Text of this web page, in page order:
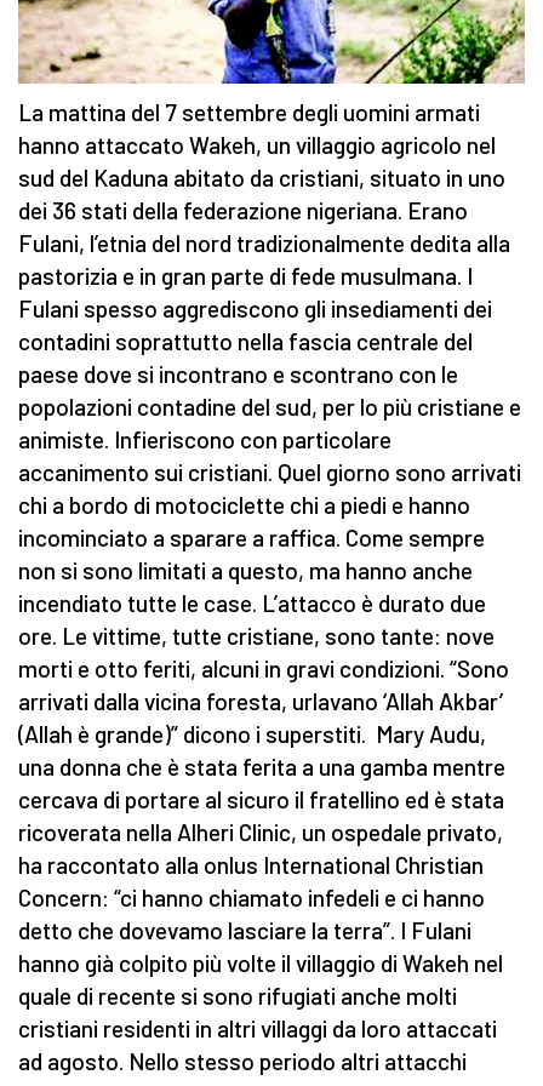
La mattina del 7 settembre degli uomini armati
hanno attaccato Wakeh, un villaggio agricolo nel
sud del Kaduna abitato da cristiani, situato in uno
dei 36 stati della federazione nigeriana. Erano
Fulani, l’etnia del nord tradizionalmente dedita alla
pastorizia e in gran parte di fede musulmana. I
Fulani spesso aggrediscono gli insediamenti dei
contadini soprattutto nella fascia centrale del
paese dove si incontrano e scontrano con le
popolazioni contadine del sud, per lo più cristiane e
animiste. Infieriscono con particolare
accanimento sui cristiani. Quel giorno sono arrivati
chi a bordo di motociclette chi a piedi e hanno
incominciato a sparare a raffica. Come sempre
non si sono limitati a questo, ma hanno anche
incendiato tutte le case. L’attacco è durato due
ore. Le vittime, tutte cristiane, sono tante: nove
morti e otto feriti, alcuni in gravi condizioni. “Sono
arrivati dalla vicina foresta, urlavano ‘Allah Akbar’
(Allah è grande)” dicono i superstiti. Mary Audu,
una donna che è stata ferita a una gamba mentre
cercava di portare al sicuro il fratellino ed è stata
ricoverata nella Alheri Clinic, un ospedale privato,
ha raccontato alla onlus International Christian
Concern: “ci hanno chiamato infedeli e ci hanno
detto che dovevamo lasciare la terra”. I Fulani
hanno già colpito più volte il villaggio di Wakeh nel
quale di recente si sono rifugiati anche molti
cristiani residenti in altri villaggi da loro attaccati
ad agosto. Nello stesso periodo altri attacchi